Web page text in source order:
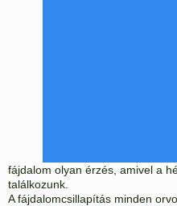
fájdalom olyan érzés, amivel a
találkozunk.
A fájdalomcsillapítás minden